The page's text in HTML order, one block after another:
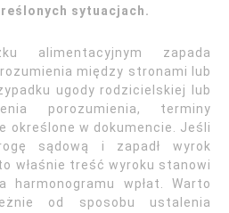
sytuacjach.
alimentacyjnym zapada
między stronami lub
ugody rodzicielskiej lub
porozumienia, terminy
określone w dokumencie. Jeśli
sądową i zapadł wyrok
właśnie treść wyroku stanowi
harmonogramu wpłat. Warto
od sposobu ustalenia